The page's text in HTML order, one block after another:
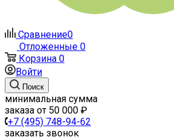
Сравнение0
Отложенные 0
Корзина 0
Войти
Поиск
минимальная сумма
заказа от 50 000 ₽
+7 (495) 748-94-62
заказать звонок